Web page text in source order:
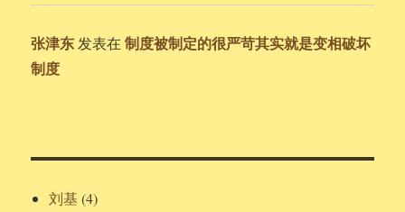
张津东 发表在制度被制定的很严苛其实就是变相破坏
制度
刘基 (4)